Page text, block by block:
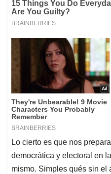
Lo cierto es que nos
democrática y electoral en
mismo. Simples qués sin el